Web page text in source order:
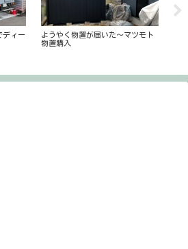
ディー
ようやく物置が届いた～マツモト
物置購入